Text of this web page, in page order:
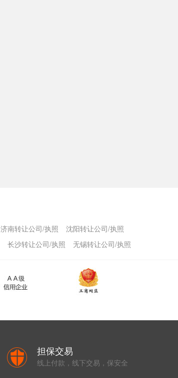
济南转让公司/执照
沈阳转让公司/执照
长沙转让公司/执照 无锡转让公司/执照
担保交易
线上付款，线下交易，保安全